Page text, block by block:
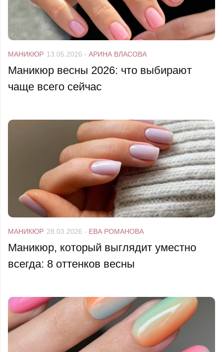
МАНИКЮР 13.05.2026 - АРИНА ВЛАСОВА
Маникюр весны 2026: что выбирают
чаще всего сейчас
МАНИКЮР 28.03.2026 - ЕВА РОМАНОВА
Маникюр, который выглядит уместно
всегда: 8 оттенков весны